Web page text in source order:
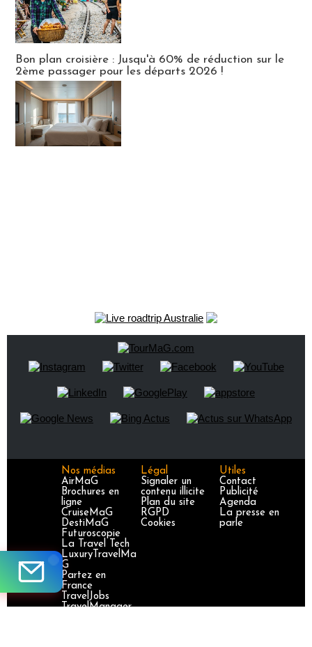
Bon plan croisière : Jusqu'à 60% de réduction sur le
2ème passager pour les départs 2026 !
Nos médias
AirMaG
Brochures en
ligne
CruiseMaG
DestiMaG
Futuroscopie
La Travel Tech
LuxuryTravelMa
G
Partez en
France
TravelJobs
TravelManager
Légal
Signaler un
contenu illicite
Plan du site
RGPD
Cookies
Utiles
Contact
Publicité
Agenda
La presse en
parle